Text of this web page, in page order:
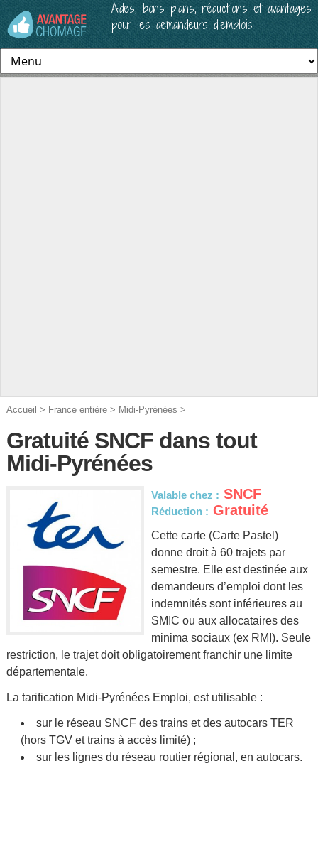
Aides, bons plans, réductions et avantages
pour les demandeurs d’emplois
Accueil > France entière> Midi-Pyrénées >
Gratuité SNCF dans tout
Midi-Pyrénées
Valable chez : SNCF
Réduction : Gratuité
Cette carte (Carte Pastel)
donne droit à 60 trajets par
semestre. Elle est destinée aux
demandeurs d’emploi dont les
indemnités sont inférieures au
SMIC ou aux allocataires des
minima sociaux (ex RMI). Seule
restriction, le trajet doit obligatoirement franchir une limite
départementale.
La tarification Midi-Pyrénées Emploi, est utilisable :
sur le réseau SNCF des trains et des autocars TER
(hors TGV et trains à accès limité) ;
sur les lignes du réseau routier régional, en autocars.